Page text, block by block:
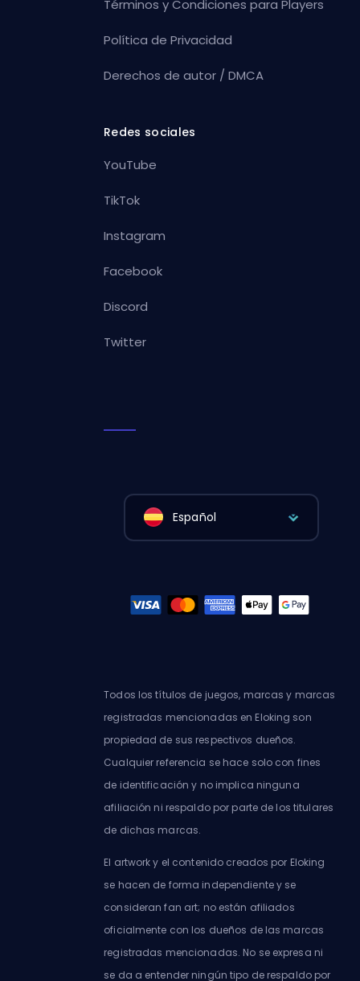
Términos y Condiciones para Players
Política de Privacidad
Derechos de autor / DMCA
Redes sociales
YouTube
TikTok
Instagram
Facebook
Discord
Twitter
Español
Todos los títulos de juegos, marcas y marcas
registradas mencionadas en Eloking son
propiedad de sus respectivos dueños.
Cualquier referencia se hace solo con fines
de identificación y no implica ninguna
afiliación ni respaldo por parte de los titulares
de dichas marcas.
El artwork y el contenido creados por Eloking
se hacen de forma independiente y se
consideran fan art; no están afiliados
oficialmente con los dueños de las marcas
registradas mencionadas. No se expresa ni
se da a entender ningún tipo de respaldo por